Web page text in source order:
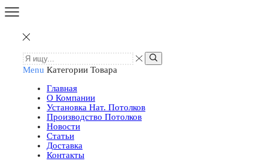
Menu Категории Товара
Главная
О Компании
Установка Нат. Потолков
Производство Потолков
Новости
Статьи
Доставка
Контакты